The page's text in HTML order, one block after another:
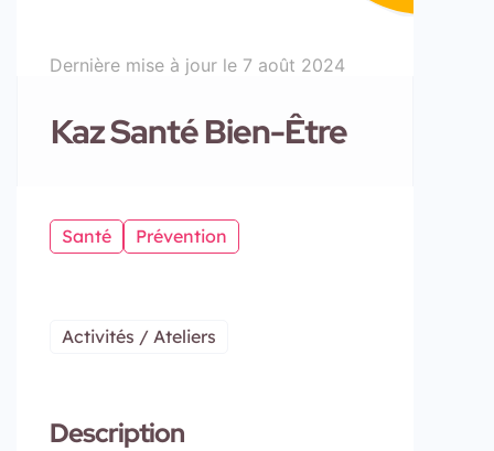
Dernière mise à jour le 7 août 2024
Kaz Santé Bien-Être
Santé Prévention
Activités / Ateliers
Description